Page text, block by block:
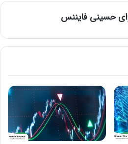
حسینی‌ فایننس